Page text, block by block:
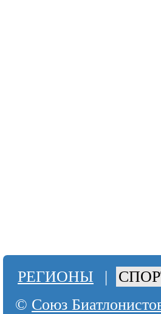
РЕГИОНЫ |
© Союз